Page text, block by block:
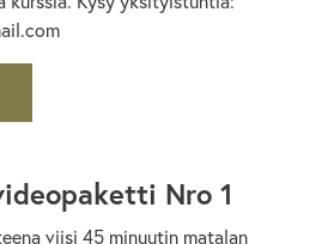
Nro 1
viisi 45 minuutin matalan